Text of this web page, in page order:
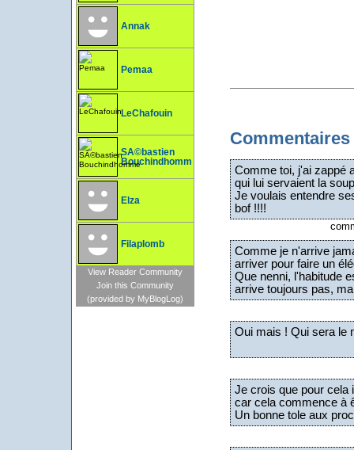
Annak
Pemaa
LeChafouin
SÃ©bastien
Bouchindhomme
Elza
Filaplomb
View Reader Community
Join this Community
(provided by MyBlogLog)
Commentaires
Comme toi, j'ai zappé
qui lui servaient la
Je voulais entendre
bof !!!!
Comme je n'arrive
arriver pour faire un
Que nenni, l'habitude
arrive toujours pas,
Oui mais ! Qui sera le
Je crois que pour cela
car cela commence à
Un bonne tole aux